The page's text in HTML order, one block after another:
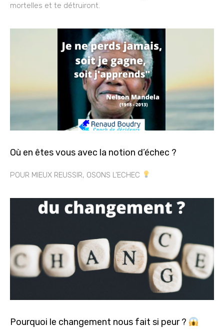
mortelles et te détruiront.
Où en êtes vous avec la notion d’échec ?
POUR MIEUX REUSSIR, OSONS L’ECHEC
Pourquoi le changement nous fait si peur ?